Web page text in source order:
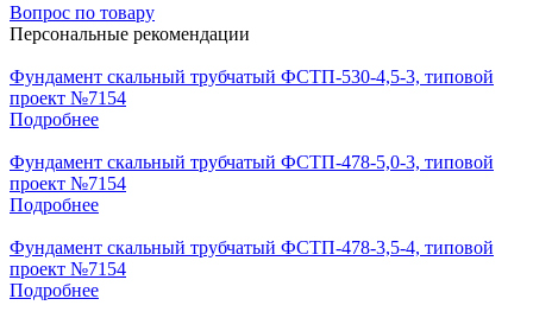
Вопрос по товару
Персональные рекомендации
Фундамент скальный трубчатый ФСТП-530-4,5-3, типовой
проект №7154
Подробнее
Фундамент скальный трубчатый ФСТП-478-5,0-3, типовой
проект №7154
Подробнее
Фундамент скальный трубчатый ФСТП-478-3,5-4, типовой
проект №7154
Подробнее